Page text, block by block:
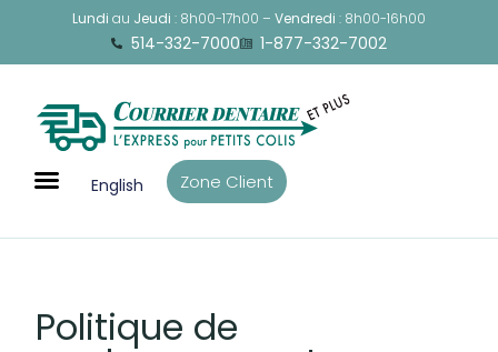
Lundi au Jeudi : 8h00-17h00 – Vendredi : 8h00-16h00
514-332-7000 1-877-332-7002
English Zone Client
Politique de